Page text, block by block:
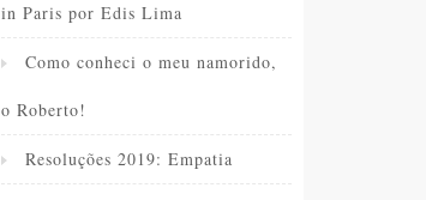
in Paris por Edis Lima
Como conheci o meu namorido,
o Roberto!
Resoluções 2019: Empatia